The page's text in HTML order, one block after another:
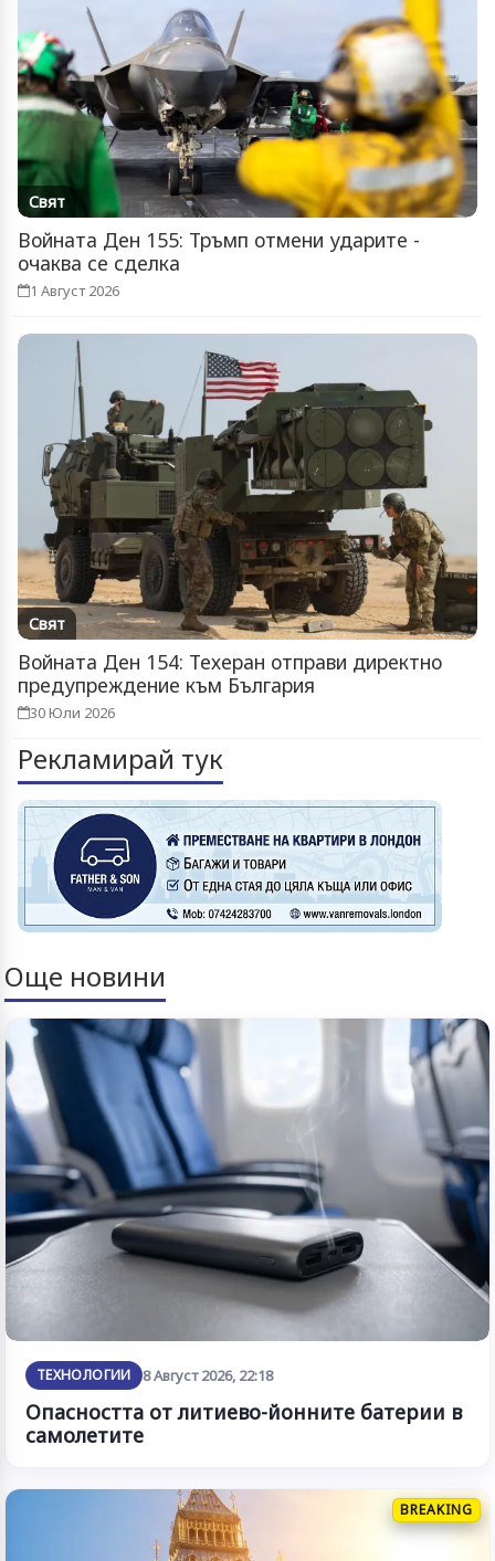
Свят
Войната Ден 155: Тръмп отмени ударите -
очаква се сделка
1 Август 2026
Свят
Войната Ден 154: Техеран отправи директно
предупреждение към България
30 Юли 2026
Рекламирай тук
Още новини
ТЕХНОЛОГИИ 8 Август 2026, 22:18
Опасността от литиево-йонните батерии в
самолетите
BREAKING